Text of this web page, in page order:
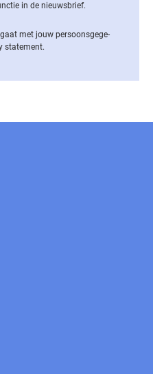
in de nieuwsbrief.
met jouw per­soons­ge­ge­
statement.